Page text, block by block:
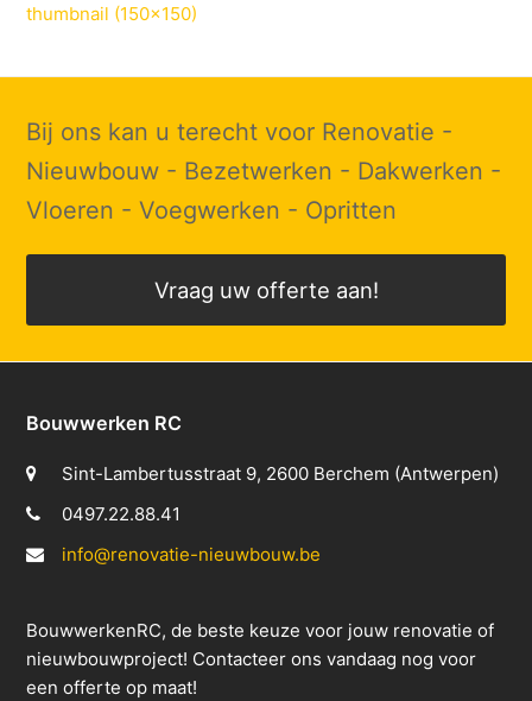
thumbnail (150x150)
Bij ons kan u terecht voor Renovatie -
Nieuwbouw - Bezetwerken - Dakwerken -
Vloeren - Voegwerken - Opritten
Vraag uw offerte aan!
Bouwwerken RC
Sint-Lambertusstraat 9, 2600 Berchem (Antwerpen)
0497.22.88.41
info@renovatie-nieuwbouw.be
BouwwerkenRC, de beste keuze voor jouw renovatie of
nieuwbouwproject! Contacteer ons vandaag nog voor
een offerte op maat!